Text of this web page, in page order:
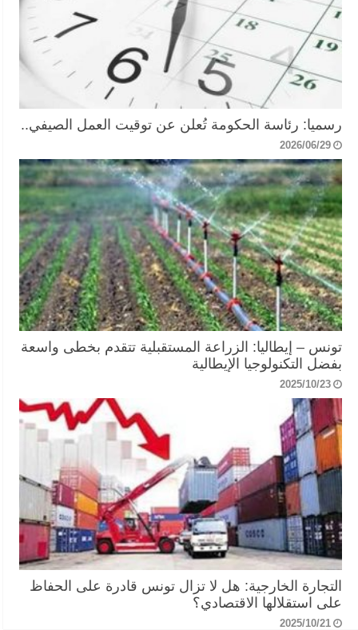
رسميا: رئاسة الحكومة تُعلن عن توقيت العمل الصيفي..
2026/06/29
تونس – إيطاليا: الزراعة المستقبلية تتقدم بخطى واسعة
بفضل التكنولوجيا الإيطالية
2025/10/23
التجارة الخارجية: هل لا تزال تونس قادرة على الحفاظ
على استقلالها الاقتصادي؟
2025/10/21